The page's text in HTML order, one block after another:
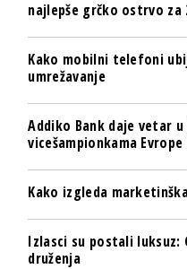
najlepše grčko ostrvo za
Kako mobilni telefoni
umrežavanje
Addiko Bank daje vetar
vicešampionkama
Kako izgleda
Izlasci su postali luksuz:
druženja